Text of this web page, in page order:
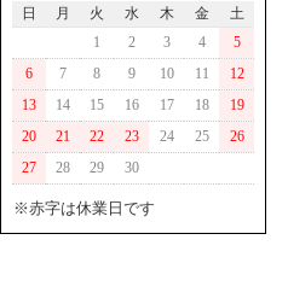
日 月 火 水 木 金
土
1
2 3 4
5
6
7 8 9 10 11
12
13
14 15 16 17 18
19
20
21 22 23 24 25
26
27
28 29 30
※赤字は休業日です